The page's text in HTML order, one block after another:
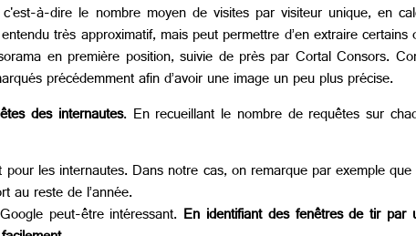
à-dire le nombre moyen de visites par visiteur unique, en
très approximatif, mais peut permettre d’en extraire
en première position, suivie de près par Cortal Consors.
précédemment afin d’avoir une image un peu plus précise.
des internautes. En recueillant le nombre de requêtes sur
les internautes. Dans notre cas, on remarque par exemple
au reste de l’année.
peut-être intéressant. En identifiant des fenêtres de tir par